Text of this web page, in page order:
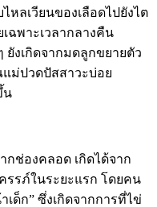
หลเวียนของเลือดไปยังไต
ฉพาะเวลากลางคืน
งเกิดจากมดลูกขยายตัว
ม่ปวดปัสสาวะบ่อย
น
กช่องคลอด เกิดได้จาก
รรภ์ในระยะแรก โดยคน
เด็ก” ซึ่งเกิดจากการที่ไข่